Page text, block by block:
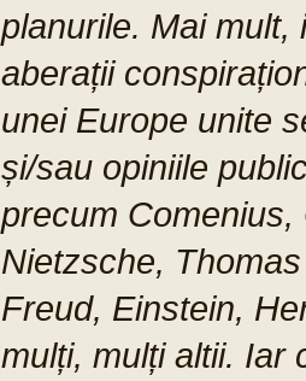
planurile. Mai mult,
aberații
unei Europe unite
și/sau opiniile
precum
Nietzsche,
Freud, Einstein,
mulți, mulți altii. Iar